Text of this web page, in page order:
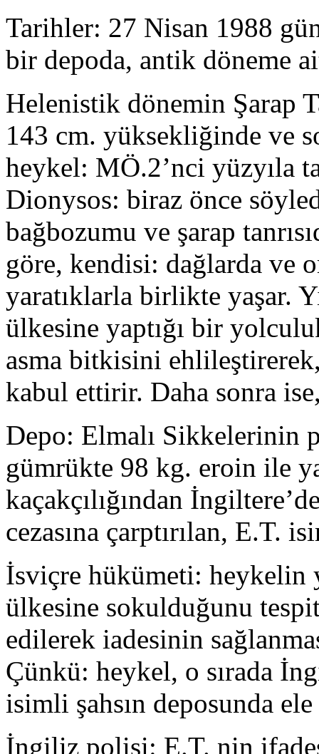
Tarihler: 27 Nisan 1988
bir depoda, antik döneme
Helenistik dönemin Şarap
143 cm. yüksekliğinde ve
heykel: MÖ.2’nci yüzyıla
Dionysos: biraz önce
bağbozumu ve şarap
göre, kendisi: dağlarda ve
yaratıklarla birlikte yaşar.
ülkesine yaptığı bir
asma bitkisini
kabul ettirir. Daha sonra
Depo: Elmalı Sikkelerinin
gümrükte 98 kg. eroin ile
kaçakçılığından
cezasına çarptırılan, E.T.
İsviçre hükümeti: heykelin
ülkesine sokulduğunu
edilerek iadesinin
Çünkü: heykel, o sırada
isimli şahsın deposunda
İngiliz polisi: E.T. nin